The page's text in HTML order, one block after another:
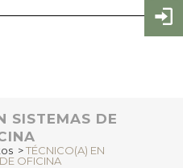
SISTEMAS DE
>TÉCNICO(A) EN
OFICINA